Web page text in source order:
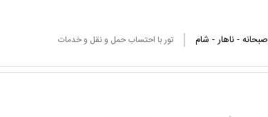
صبحانه - ناهار - شام تور با احتساب حمل و نقل و خدمات